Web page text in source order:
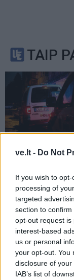
ve.lt - Do Not
If you wish to
processing of
targeted
section to
opt-out request is
interest-based
us or personal
your opt-out. You
disclosure of
IAB’s list of
TAIP
Kraupi
nužudė moterį
pats
Kriminalai